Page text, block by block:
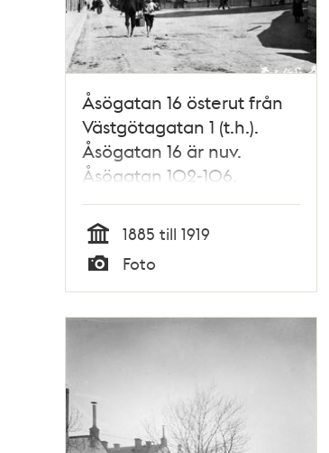
Åsögatan 16 österut från
Västgötagatan 1 (t.h.).
Åsögatan 16 är nuv.
Åsögatan 102-106.
Genom kvarteret går nu
Söderledstunneln och här
byggdes Skattehuset 1955-
1961
Tid
1885 till 1919
Typ
Foto